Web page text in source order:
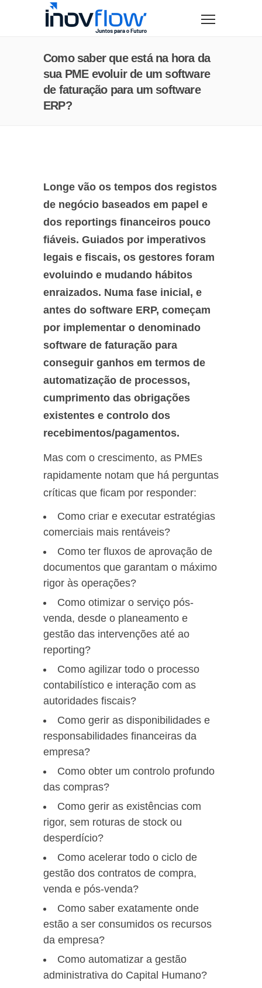
Como saber que está na hora da
sua PME evoluir de um software
de faturação para um software
ERP?
Longe vão os tempos dos registos
de negócio baseados em papel e
dos reportings financeiros pouco
fiáveis. Guiados por imperativos
legais e fiscais, os gestores foram
evoluindo e mudando hábitos
enraizados. Numa fase inicial, e
antes do software ERP, começam
por implementar o denominado
software de faturação para
conseguir ganhos em termos de
automatização de processos,
cumprimento das obrigações
existentes e controlo dos
recebimentos/pagamentos.
Mas com o crescimento, as PMEs
rapidamente notam que há perguntas
críticas que ficam por responder:
Como criar e executar estratégias
comerciais mais rentáveis?
Como ter fluxos de aprovação de
documentos que garantam o máximo
rigor às operações?
Como otimizar o serviço pós-
venda, desde o planeamento e
gestão das intervenções até ao
reporting?
Como agilizar todo o processo
contabilístico e interação com as
autoridades fiscais?
Como gerir as disponibilidades e
responsabilidades financeiras da
empresa?
Como obter um controlo profundo
das compras?
Como gerir as existências com
rigor, sem roturas de stock ou
desperdício?
Como acelerar todo o ciclo de
gestão dos contratos de compra,
venda e pós-venda?
Como saber exatamente onde
estão a ser consumidos os recursos
da empresa?
Como automatizar a gestão
administrativa do Capital Humano?